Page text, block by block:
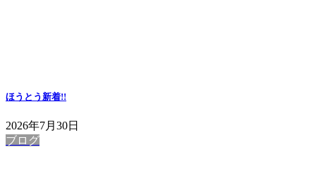
ほうとう 新着!!
2026年7月30日
ブログ